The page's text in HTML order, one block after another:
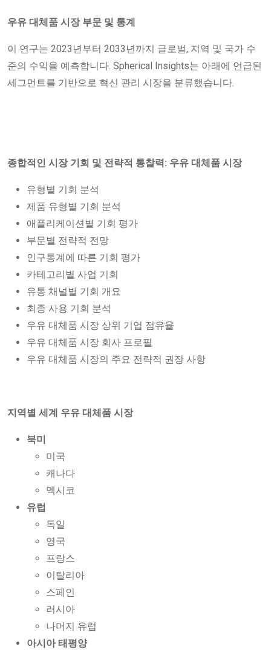
우유 대체품 시장 부문 및 통계
이 연구는 2023년부터 2033년까지 글로벌, 지역 및 국가 수
준의 수익을 예측합니다. Spherical Insights는 아래에 언급된
세그먼트를 기반으로 혁신 관리 시장을 분류했습니다.
종합적인 시장 기회 및 전략적 통찰력: 우유 대체품 시장
유형별 기회 분석
제품 유형별 기회 분석
애플리케이션별 기회 평가
부문별 전략적 전망
인구통계에 따른 기회 평가
카테고리별 사업 기회
유통 채널별 기회 개요
최종 사용 기회 분석
우유 대체품 시장 상위 기업 점유율
우유 대체품 시장 회사 프로필
우유 대체품 시장의 주요 전략적 권장 사항
지역별 세계 우유 대체품 시장
북미
미국
캐나다
멕시코
유럽
독일
영국
프랑스
이탈리아
스페인
러시아
나머지 유럽
아시아 태평양